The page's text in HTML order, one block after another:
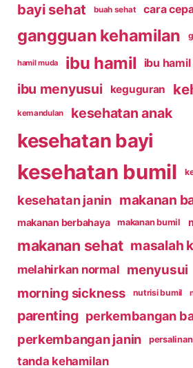
bayi sehat buah sehat cara
gangguan kehamilan
hamil muda ibu hamil ibu
ibu menyusui keguguran
kemandulan kesehatan anak
kesehatan bayi
kesehatan bumil
kesehatan janin makanan
makanan berbahaya makanan bumil
makanan sehat masalah
melahirkan normal menyusui
morning sickness nutrisi bumil
parenting perkembangan
perkembangan janin
persalinan
tanda kehamilan